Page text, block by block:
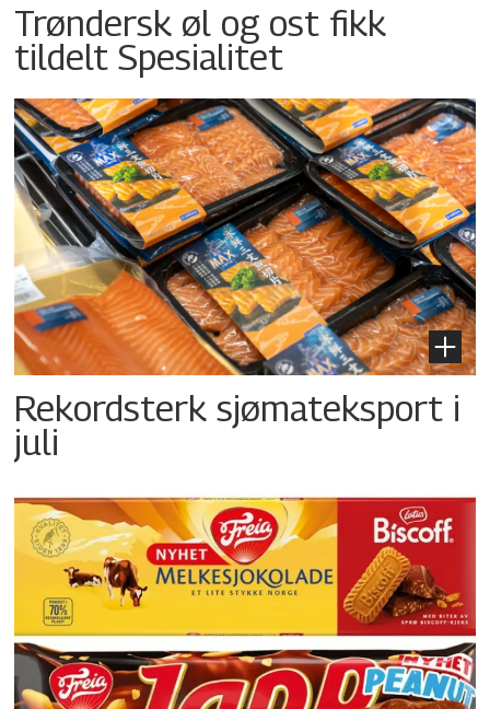
Trøndersk øl og ost fikk
tildelt Spesialitet
Rekordsterk sjømateksport i
juli